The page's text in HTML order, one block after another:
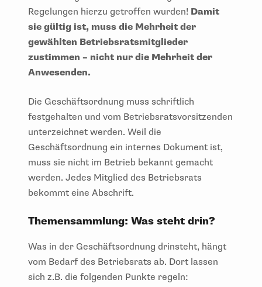
Regelungen hierzu getroffen wurden! Damit
sie gültig ist, muss die Mehrheit der
gewählten Betriebsratsmitglieder
zustimmen – nicht nur die Mehrheit der
Anwesenden.
Die Geschäftsordnung muss schriftlich
festgehalten und vom Betriebsratsvorsitzenden
unterzeichnet werden. Weil die
Geschäftsordnung ein internes Dokument ist,
muss sie nicht im Betrieb bekannt gemacht
werden. Jedes Mitglied des Betriebsrats
bekommt eine Abschrift.
Themensammlung: Was steht drin?
Was in der Geschäftsordnung drinsteht, hängt
vom Bedarf des Betriebsrats ab. Dort lassen
sich z.B. die folgenden Punkte regeln: